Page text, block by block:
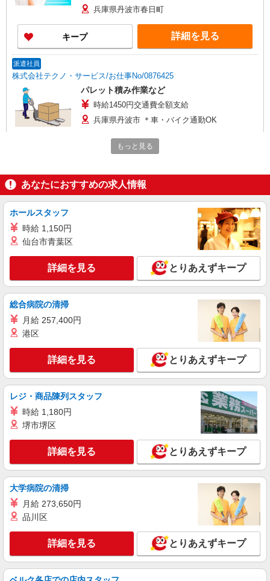
合）兵庫県丹波市春日町
キープ 詳細を見る
派遣社員
株式会社テクノ・サービス/お仕事No/0876425
パレット積み作業など
時給1450円交通費全額支給
兵庫県丹波市 ＊車・バイク通勤OK
正社員
UTエージェント株式会社 AGT関西第三CU AGT丹波エリア DD横田CL
時給：1,220円〜 月収例：250,000円（時給
歩/車/自転車/電車/バイク 最寄り駅：石生駅から車
3分・徒歩17分 ※構内の（無料）駐車場利用OK
キープ 詳細を見る
正社員
UTエージェント株式会社 AGT関西第三CU AGT丹波エリア MC多利
洗浄・補修
時給：1,250円〜 月収例：229,000円（時給
×7.75H実働×22日稼働＋各種手当）
兵庫県丹波市 勤務詳細：丹波市 通勤方法：電
車/徒歩/車/バス 最寄り駅：黒井駅から車8分 ※構
内の（無料）駐車場利用OK ※保険加入で自転車
詳細を見る
CL 《JRVW1C》
検品・検査
時給：1,230円〜 月収例：196,000円（時給
兵庫県丹波市 勤務詳細：丹波市 通勤方法：徒
歩/車/自転車/バス/電車/バイク 最寄り駅：黒井駅
から車2分・徒歩11分 ※構内の（無料）駐車場利
キープ
もっと見る
あなたにおすすめの求人情報
ホールスタッフ
時給 1,150円
仙台市青葉区
詳細を見る とりあえずキープ
総合病院の清掃
月給 257,400円
港区
詳細を見る とりあえずキープ
レジ・商品陳列スタッフ
時給 1,180円
堺市堺区
詳細を見る とりあえずキープ
大学病院の清掃
月給 273,650円
品川区
詳細を見る とりあえずキープ